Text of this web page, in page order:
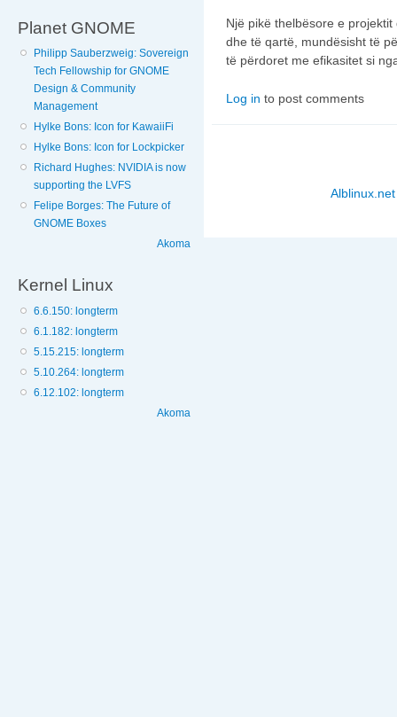
Planet GNOME
Philipp Sauberzweig: Sovereign
Tech Fellowship for GNOME
Design & Community
Management
Hylke Bons: Icon for KawaiiFi
Hylke Bons: Icon for Lockpicker
Richard Hughes: NVIDIA is now
supporting the LVFS
Felipe Borges: The Future of
GNOME Boxes
Akoma
Kernel Linux
6.6.150: longterm
6.1.182: longterm
5.15.215: longterm
5.10.264: longterm
6.12.102: longterm
Akoma
Një pikë thelbësore e
dhe të qartë, mundësisht të
të përdoret me efikasitet si
Log in to post comments
Alblinux.net